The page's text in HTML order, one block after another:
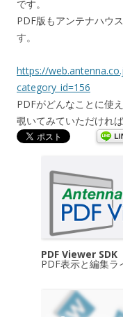
です。
PDF版もアンテナハウ
す。
https://
category_id=156
PDFがどんなことに使
覗いてみていただければ
PDF Viewer SDK
PDF表示と編集ラ